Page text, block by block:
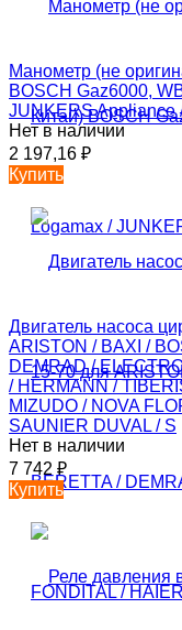
Манометр (не
BOSCH Gaz6000,
JUNKERS Appliance
Нет в наличии
2 197,16 ₽
Купить
Двигатель насоса
ARISTON / BAXI /
DEMRAD /
/ HERMANN /
MIZUDO / NOVA
SAUNIER DUVAL / S
Нет в наличии
7 742 ₽
Купить